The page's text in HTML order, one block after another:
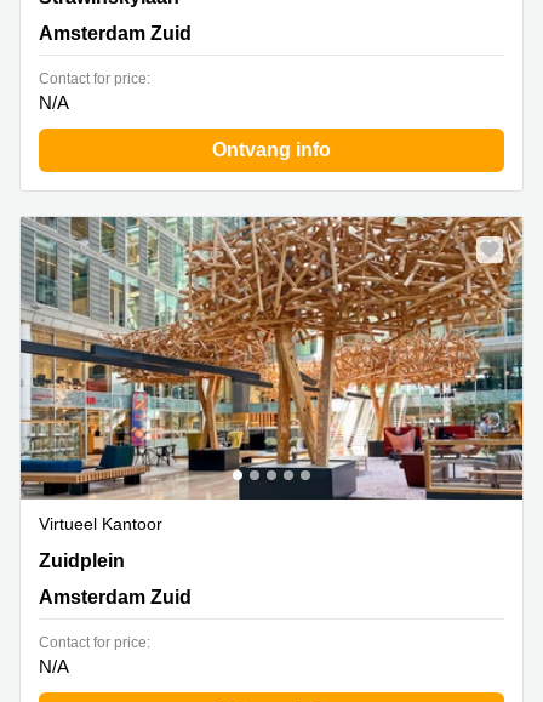
Amsterdam Zuid
Contact for price:
N/A
Ontvang info
Virtueel Kantoor
Zuidplein 36,H Toren, Amsterdam Zuid
Zuidplein
Amsterdam Zuid
Contact for price:
N/A